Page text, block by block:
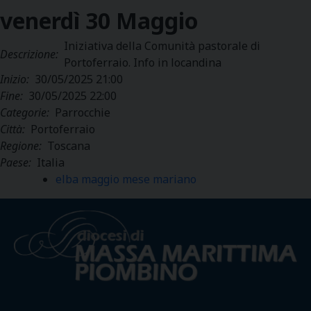
venerdì 30 Maggio
Descrizione:
Iniziativa della Comunità pastorale di
Portoferraio. Info in locandina
Inizio: 30/05/2025 21:00
Fine: 30/05/2025 22:00
Categorie: Parrocchie
Città: Portoferraio
Regione: Toscana
Paese: Italia
elba maggio mese mariano